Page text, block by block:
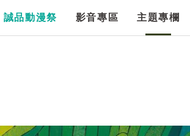
誠品動漫祭 影音專區 主題專欄